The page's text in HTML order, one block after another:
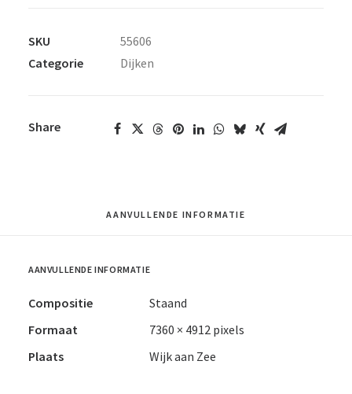
SKU
55606
Categorie
Dijken
Share
AANVULLENDE INFORMATIE
AANVULLENDE INFORMATIE
Compositie
Staand
Formaat
7360 × 4912 pixels
Plaats
Wijk aan Zee